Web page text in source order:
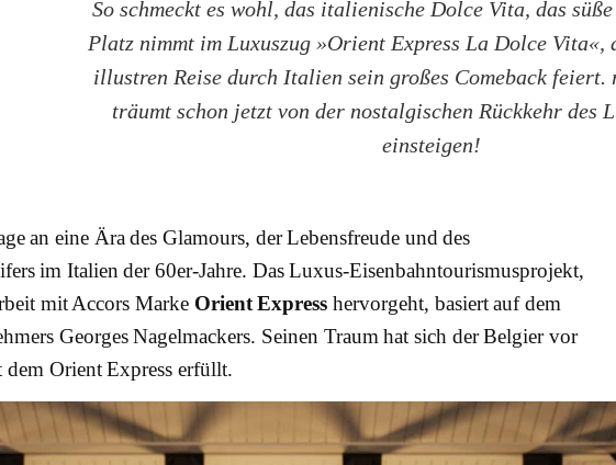
So schmeckt es wohl, das italienische Dolce Vita, das
Platz nimmt im Luxuszug »Orient Express La Dolce Vita«,
illustren Reise durch Italien sein großes Comeback feiert.
träumt schon jetzt von der nostalgischen Rückkehr des
einsteigen!
an eine Ära des Glamours, der Lebensfreude und des
im Italien der 60er-Jahre. Das Luxus-Eisenbahntourismusprojekt,
mit Accors Marke Orient Express hervorgeht, basiert auf dem
Georges Nagelmackers. Seinen Traum hat sich der Belgier vor
dem Orient Express erfüllt.